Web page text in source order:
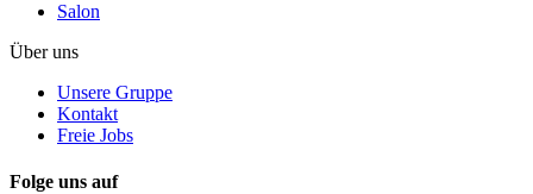
Salon
Über uns
Unsere Gruppe
Kontakt
Freie Jobs
Folge uns auf